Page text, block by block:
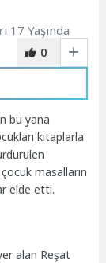
0
bu yana
kitaplarla
masalların
elde etti.
alan Reşat